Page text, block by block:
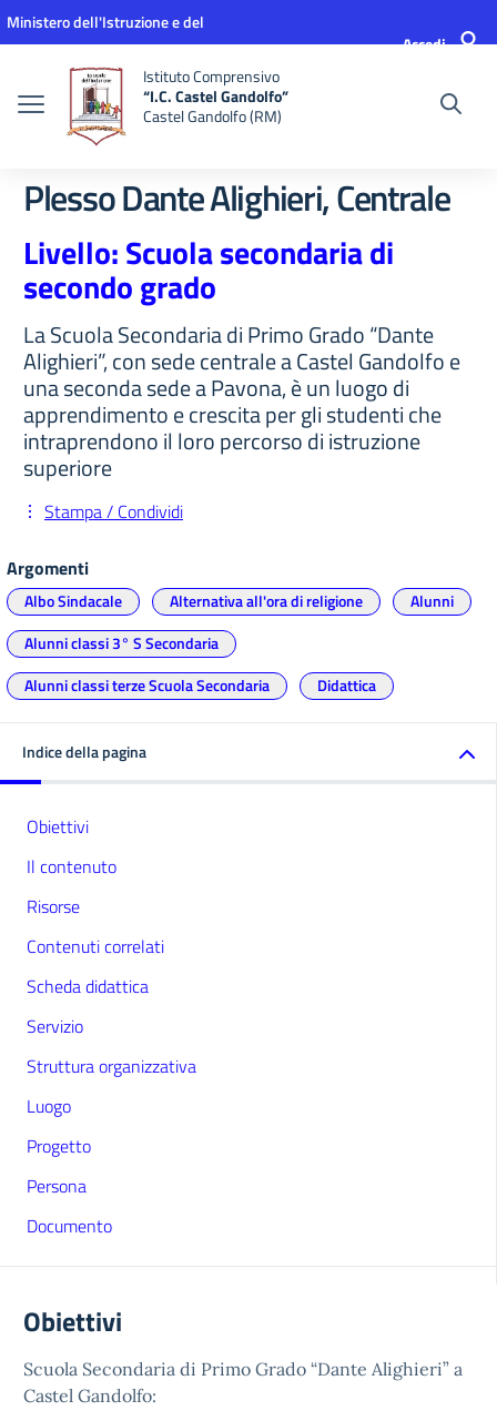
Vai ai contenuti
Vai al menu di navigazione
Vai al footer
Ministero dell'Istruzione e del
Accedi
Istituto Comprensivo
“I.C. Castel Gandolfo”
Castel Gandolfo (RM)
Plesso Dante Alighieri, Centrale
Livello: Scuola secondaria di
secondo grado
La Scuola Secondaria di Primo Grado “Dante
Alighieri”, con sede centrale a Castel Gandolfo e
una seconda sede a Pavona, è un luogo di
apprendimento e crescita per gli studenti che
intraprendono il loro percorso di istruzione
superiore
Stampa / Condividi
Argomenti
Albo Sindacale Alternativa all'ora di religione
Alunni
Alunni classi 3° S Secondaria
Alunni classi terze Scuola Secondaria
Didattica
Indice della pagina
Obiettivi
Il contenuto
Risorse
Contenuti correlati
Scheda didattica
Servizio
Struttura organizzativa
Luogo
Progetto
Persona
Documento
Obiettivi
Scuola Secondaria di Primo Grado “Dante Alighieri” a
Castel Gandolfo: